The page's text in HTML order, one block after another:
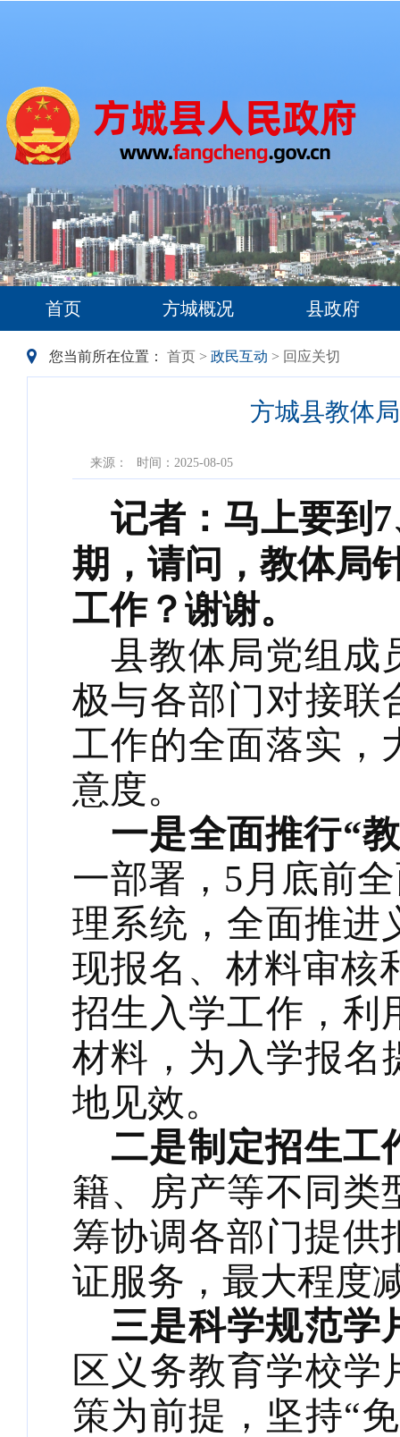
首页 方城概况 县政府
您当前所在位置： 首页 > 政民互动 > 回应关切
方城县教体
来源： 时间：2025-08-05
记者：马上要到
期，请问，教体局
工作？谢谢。
县教体局党组成
极与各部门对接联
工作的全面落实，
意度。
一是全面推行“
一部署， 5月底前
理系统，全面推进
现报名、材料审核
招生入学工作，利
材料，为入学报名
地见效。
二是制定招生工
籍、房产等不同类
筹协调各部门提供
证服务，最大程度
三是科学规范学
区义务教育学校学
策为前提， 坚持“